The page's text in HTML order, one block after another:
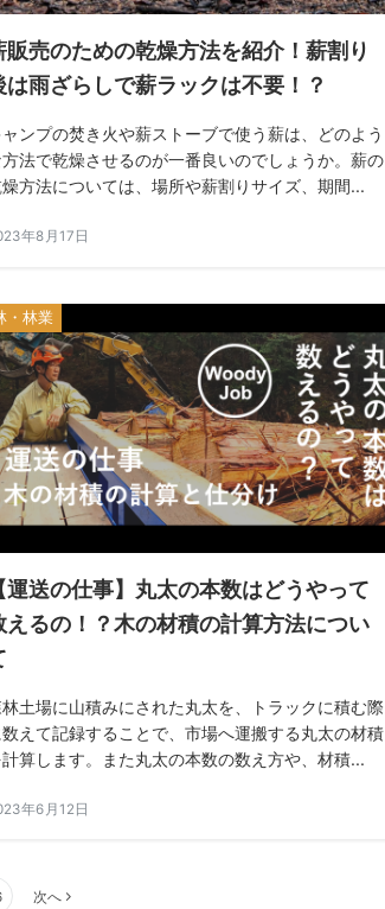
販売のための乾燥方法を紹介！薪割り
は雨ざらしで薪ラックは不要！？
ャンプの焚き火や薪ストーブで使う薪は、どのよう
方法で乾燥させるのが一番良いのでしょうか。薪の
方法については、場所や薪割りサイズ、期間...
年8月17日
・林業
【運送の仕事】丸太の本数はどうやって
えるの！？木の材積の計算方法につい
土場に山積みにされた丸太を、トラックに積む際
数えて記録することで、市場へ運搬する丸太の材積
計算します。また丸太の本数の数え方や、材積...
年6月12日
次へ